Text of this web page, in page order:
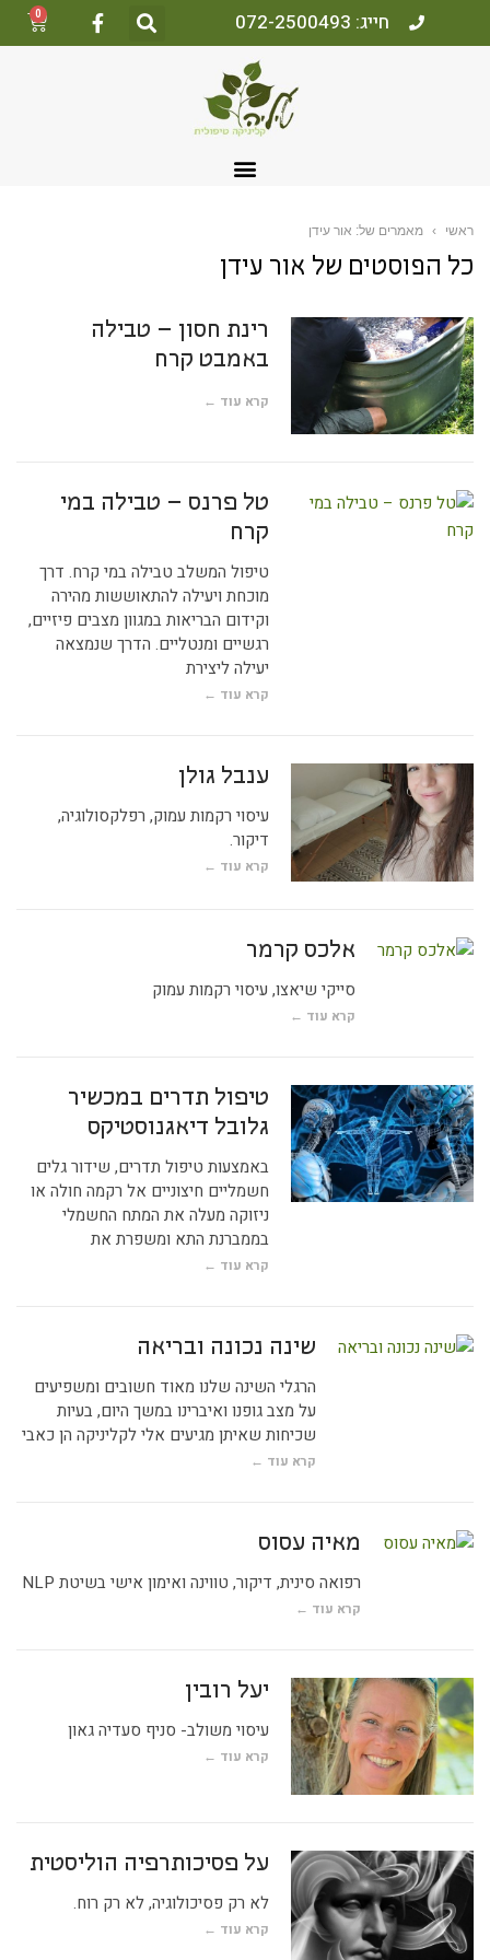
חייג: 072-2500493
ראשי › מאמרים של: אור עידן
כל הפוסטים שלאור עידן
רינת חסון – טבילה
באמבט קרח
קרא עוד ←
טל פרנס – טבילה במי
קרח
טיפול המשלב טבילה במי קרח. דרך
מוכחת ויעילה להתאוששות מהירה
וקידום הבריאות במגוון מצבים פיזיים,
רגשיים ומנטליים. הדרך שנמצאה
יעילה ליצירת
קרא עוד ←
ענבל גולן
עיסוי רקמות עמוק, רפלקסולוגיה,
דיקור.
קרא עוד ←
אלכס קרמר
סייקי שיאצו, עיסוי רקמות עמוק
קרא עוד ←
טיפול תדרים במכשיר
גלובל דיאגנוסטיקס
באמצעות טיפול תדרים, שידור גלים
חשמליים חיצוניים אל רקמה חולה או
ניזוקה מעלה את המתח החשמלי
בממברנת התא ומשפרת את
קרא עוד ←
שינה נכונה ובריאה
הרגלי השינה שלנו מאוד חשובים ומשפיעים
על מצב גופנו ואיברינו במשך היום, בעיות
שכיחות שאיתן מגיעים אלי לקליניקה הן כאבי
קרא עוד ←
מאיה עסוס
רפואה סינית, דיקור, טווינה ואימון אישי בשיטת NLP
קרא עוד ←
יעל רובין
עיסוי משולב- סניף סעדיה גאון
קרא עוד ←
על פסיכותרפיה הוליסטית
לא רק פסיכולוגיה, לא רק רוח.
קרא עוד ←